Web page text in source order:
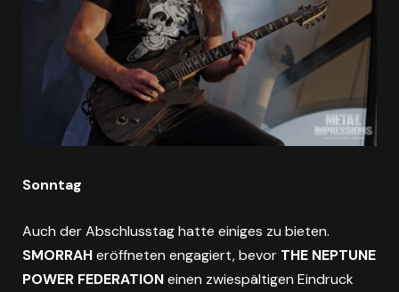
Sonntag
Auch der Abschlusstag hatte einiges zu bieten.
SMORRAHeröffneten engagiert, bevor THE NEPTUNE
POWER FEDERATIONeinen zwiespältigen Eindruck